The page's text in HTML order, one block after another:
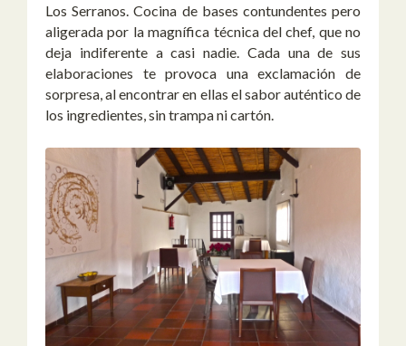
Los Serranos. Cocina de bases contundentes pero
aligerada por la magnífica técnica del chef, que no
deja indiferente a casi nadie. Cada una de sus
elaboraciones te provoca una exclamación de
sorpresa, al encontrar en ellas el sabor auténtico de
los ingredientes, sin trampa ni cartón.